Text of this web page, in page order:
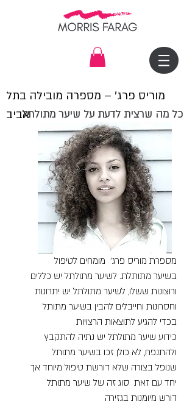
מוריס פרג׳ – מספרה מובילה בתל
אביבכל מה שרצית לדעת על שיער מתולתל
מספרת מוריס פרג' מומחים לטיפול
בשיער מתותלת. לשיער מתולתל יש כללים
ורוצונות ששלו, לשיער מתולתל יש יתרונות
וחסרונות וחייבלים להבין בשיער מתותל
בכדי להגיע לתוצאות הרצויות
ולהתנפח, לא כולן זכו בשיער מתותל
שנופל בצורה שלא דורשת טיפול מיוחד אך
יחד עם זאת סוג זה של שיער מתותל
דורש מיומנות בגזירה